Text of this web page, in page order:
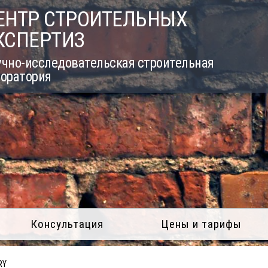
СТРОИТЕЛЬНЫХ
исследовательская строительная
Консультация Цены и тарифы